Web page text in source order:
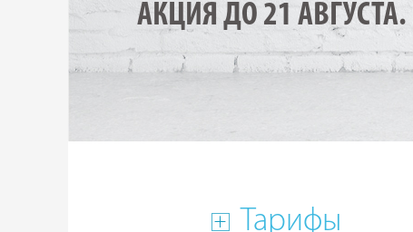
АКЦИЯ ДО 21 АВГУСТА.
Тарифы